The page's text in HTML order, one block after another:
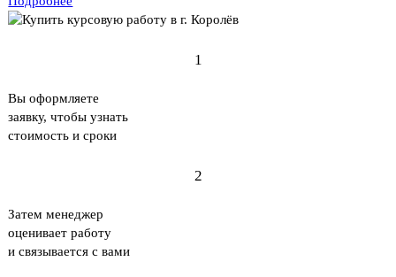
1
Вы оформляете
заявку, чтобы узнать
стоимость и сроки
2
Затем менеджер
оценивает работу
и связывается с вами